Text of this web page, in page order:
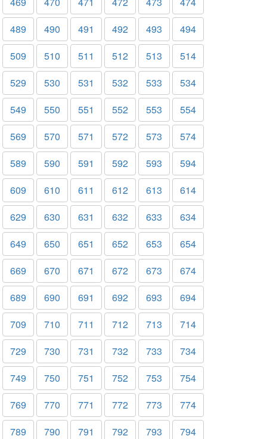
489
490 491 492 493
494
509
510 511 512 513
514
529
530 531 532 533
534
549
550 551 552 553
554
569
570 571 572 573
574
589
590 591 592 593
594
609
610 611 612 613
614
629
630 631 632 633
634
649
650 651 652 653
654
669
670 671 672 673
674
689
690 691 692 693
694
709
710 711 712 713
714
729
730 731 732 733
734
749
750 751 752 753
754
769
770 771 772 773
774
789
790 791 792 793
794